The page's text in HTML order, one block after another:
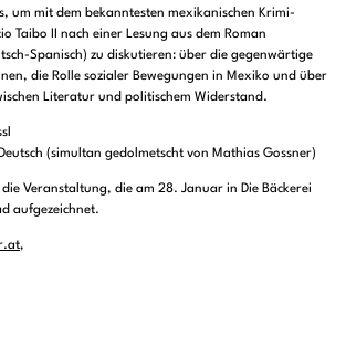
um mit dem bekanntesten mexikanischen Krimi-
Taibo II nach einer Lesung aus dem Roman
Spanisch) zu diskutieren: über die gegenwärtige
die Rolle sozialer Bewegungen in Mexiko und über
Literatur und politischem Widerstand.
(simultan gedolmetscht von Mathias Gossner)
Veranstaltung, die am 28. Januar in Die Bäckerei
aufgezeichnet.
‚